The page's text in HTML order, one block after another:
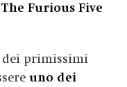
Furious Five
dei primissimi
uno dei